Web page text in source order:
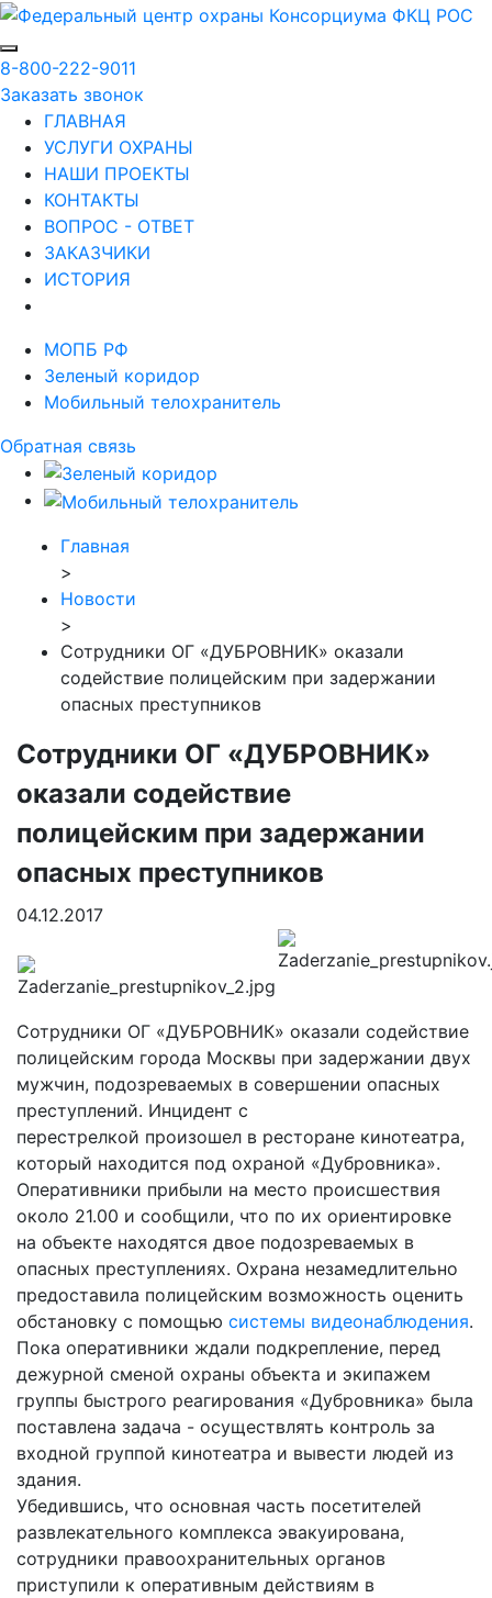
8-800-222-9011
Заказать звонок
ГЛАВНАЯ
УСЛУГИ ОХРАНЫ
НАШИ ПРОЕКТЫ
КОНТАКТЫ
ВОПРОС - ОТВЕТ
ЗАКАЗЧИКИ
ИСТОРИЯ
МОПБ РФ
Зеленый коридор
Мобильный телохранитель
Обратная связь
Главная
>
Новости
>
Сотрудники ОГ «ДУБРОВНИК» оказали
содействие полицейским при задержании
опасных преступников
Сотрудники ОГ «ДУБРОВНИК»
оказали содействие
полицейским при задержании
опасных преступников
04.12.2017
Сотрудники ОГ «ДУБРОВНИК» оказали содействие
полицейским города Москвы при задержании двух
мужчин, подозреваемых в совершении опасных
преступлений. Инцидент с
перестрелкой произошел в ресторане кинотеатра,
который находится под охраной «Дубровника».
Оперативники прибыли на место происшествия
около 21.00 и сообщили, что по их ориентировке
на объекте находятся двое подозреваемых в
опасных преступлениях. Охрана незамедлительно
предоставила полицейским возможность оценить
обстановку с помощью системы видеонаблюдения.
Пока оперативники ждали подкрепление, перед
дежурной сменой охраны объекта и экипажем
группы быстрого реагирования «Дубровника» была
поставлена задача - осуществлять контроль за
входной группой кинотеатра и вывести людей из
здания.
Убедившись, что основная часть посетителей
развлекательного комплекса эвакуирована,
сотрудники правоохранительных органов
приступили к оперативным действиям в